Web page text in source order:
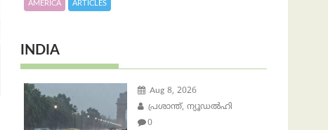
AMERICA ARTICLES
INDIA
Aug 8, 2026
പ്രശാന്ത്, ന്യൂഡല്‍ഹി
0